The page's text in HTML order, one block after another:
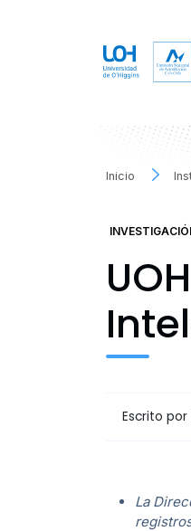
Inicio
Escrito por
La